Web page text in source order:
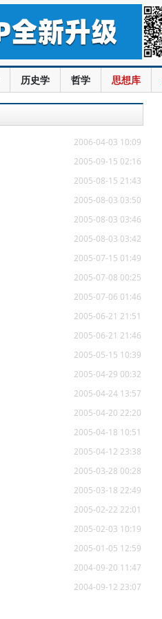
历史学 哲学 思想库
2006-04-03 10:09
2005-09-15 02:16
2005-08-15 21:43
2005-08-03 03:50
2005-08-03 03:46
2005-08-03 03:42
2005-07-15 01:49
2005-07-08 00:25
2005-07-06 01:46
2005-06-21 21:51
2005-06-21 21:46
2005-05-15 10:39
2005-04-29 00:32
2005-04-24 13:57
2005-04-20 22:20
2005-04-18 10:51
2005-04-12 23:38
2005-03-28 00:28
2005-03-18 22:49
2005-02-22 22:01
2005-02-03 10:19
2005-01-05 12:59
2004-09-20 11:47
2004-09-12 23:07